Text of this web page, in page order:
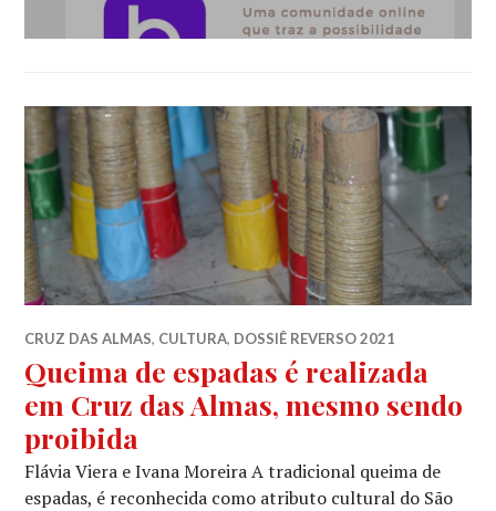
CRUZ DAS ALMAS, CULTURA, DOSSIÊ REVERSO 2021
Queima de espadas é realizada
em Cruz das Almas, mesmo sendo
proibida
Flávia Viera e Ivana Moreira A tradicional queima de
espadas, é reconhecida como atributo cultural do São